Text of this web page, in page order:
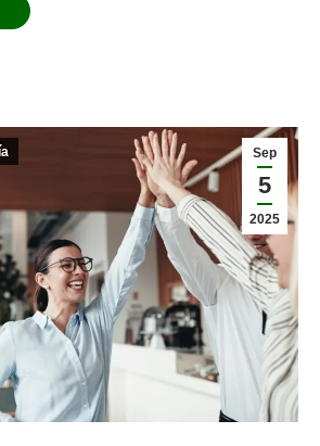
Sep
5
2025